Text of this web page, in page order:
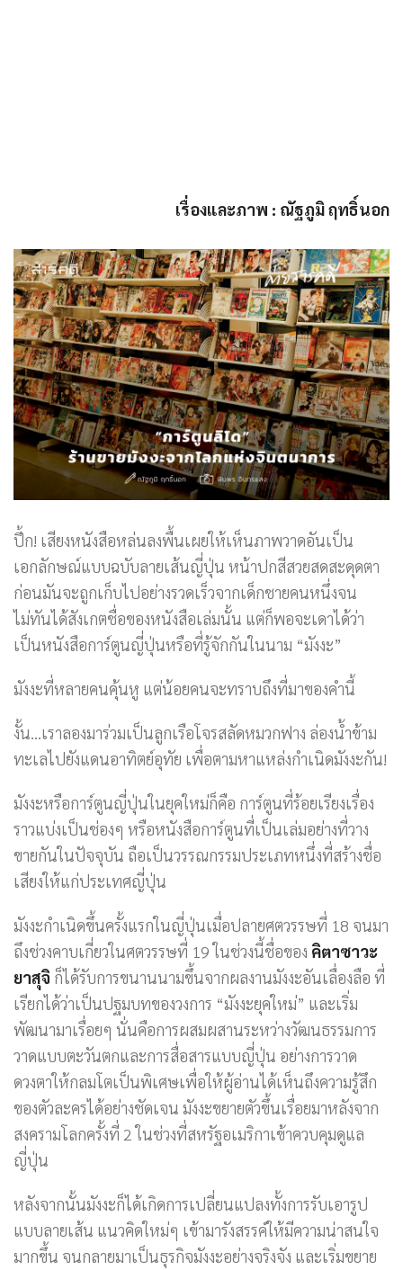
เรื่องและภาพ : ณัฐภูมิ ฤทธิ์นอก
ปึ้ก! เสียงหนังสือหล่นลงพื้นเผยให้เห็นภาพวาดอันเป็น
เอกลักษณ์แบบฉบับลายเส้นญี่ปุ่น หน้าปกสีสวยสดสะดุดตา
ก่อนมันจะถูกเก็บไปอย่างรวดเร็วจากเด็กชายคนหนึ่งจน
ไม่ทันได้สังเกตชื่อของหนังสือเล่มนั้น แต่ก็พอจะเดาได้ว่า
เป็นหนังสือการ์ตูนญี่ปุ่นหรือที่รู้จักกันในนาม “มังงะ”
มังงะที่หลายคนคุ้นหู แต่น้อยคนจะทราบถึงที่มาของคำนี้
งั้น…เราลองมาร่วมเป็นลูกเรือโจรสลัดหมวกฟาง ล่องน้ำข้าม
ทะเลไปยังแดนอาทิตย์อุทัย เพื่อตามหาแหล่งกำเนิดมังงะกัน!
มังงะหรือการ์ตูนญี่ปุ่นในยุคใหม่ก็คือ การ์ตูนที่ร้อยเรียงเรื่อง
ราวแบ่งเป็นช่องๆ หรือหนังสือการ์ตูนที่เป็นเล่มอย่างที่วาง
ขายกันในปัจจุบัน ถือเป็นวรรณกรรมประเภทหนึ่งที่สร้างชื่อ
เสียงให้แก่ประเทศญี่ปุ่น
มังงะกำเนิดขึ้นครั้งแรกในญี่ปุ่นเมื่อปลายศตวรรษที่ 18 จนมา
ถึงช่วงคาบเกี่ยวในศตวรรษที่ 19 ในช่วงนี้ชื่อของ คิตาซาวะ
ยาสุจิ ก็ได้รับการขนานนามขึ้นจากผลงานมังงะอันเลื่องลือ ที่
เรียกได้ว่าเป็นปฐมบทของวงการ “มังงะยุคใหม่” และเริ่ม
พัฒนามาเรื่อยๆ นั่นคือการผสมผสานระหว่างวัฒนธรรมการ
วาดแบบตะวันตกและการสื่อสารแบบญี่ปุ่น อย่างการวาด
ดวงตาให้กลมโตเป็นพิเศษเพื่อให้ผู้อ่านได้เห็นถึงความรู้สึก
ของตัวละครได้อย่างชัดเจน มังงะขยายตัวขึ้นเรื่อยมาหลังจาก
สงครามโลกครั้งที่ 2 ในช่วงที่สหรัฐอเมริกาเข้าควบคุมดูแล
ญี่ปุ่น
หลังจากนั้นมังงะก็ได้เกิดการเปลี่ยนแปลงทั้งการรับเอารูป
แบบลายเส้น แนวคิดใหม่ๆ เข้ามารังสรรค์ให้มีความน่าสนใจ
มากขึ้น จนกลายมาเป็นธุรกิจมังงะอย่างจริงจัง และเริ่มขยาย